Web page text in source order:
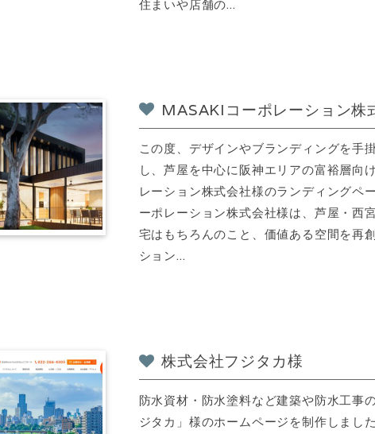
住まいや店舗の...
MASAKIコーポレーション株
この度、デザインやブランディングを手
し、芦屋を中心に阪神エリアの富裕層向
レーション株式会社様のランディングペ
ーポレーション株式会社様は、芦屋・西
宅はもちろんのこと、価値ある空間を再
ション...
株式会社フジタカ様
防水資材・防水塗料など建築や防水工事
ジタカ」様のホームページを制作しまし